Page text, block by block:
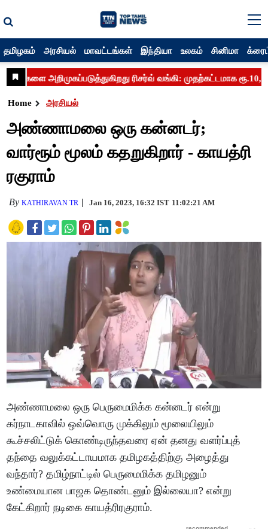
தமிழகம் அரசியல் மாவட்டங்கள் இந்தியா உலகம் சினிமா
Home அரசியல்
அண்ணாமலை ஒரு கன்னடர்;
வார்ரூம் மூலம் கதறுகிறார் - காயத்ரி
ரகுராம்
ByKATHIRAVAN TR Jan 16, 2023, 16:32 IST 11:02:21 AM
அண்ணாமலை ஒரு பெருமைமிக்க கன்னடர் என்று
கர்நாடகாவில் ஒவ்வொரு முக்கிலும் மூலையிலும்
கூச்சலிட்டுக் கொண்டிருந்தவரை ஏன் தனது வளர்ப்புத்
தந்தை வலுக்கட்டாயமாக தமிழகத்திற்கு அழைத்து
வந்தார்? தமிழ்நாட்டில் பெருமைமிக்க தமிழனும்
உண்மையான பாஜக தொண்டனும் இல்லையா? என்று
கேட்கிறார் நடிகை காயத்ரிரகுராம்.